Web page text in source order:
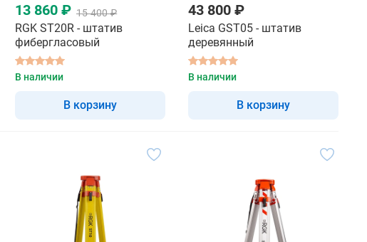
13 860 ₽ 15 400 ₽
RGK ST20R - штатив
фибергласовый
В наличии
В корзину
43 800 ₽
Leica GST05 - штатив
деревянный
В наличии
В корзину